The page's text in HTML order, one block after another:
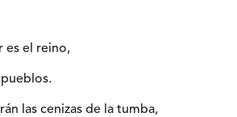
es el reino,
las cenizas de la tumba,